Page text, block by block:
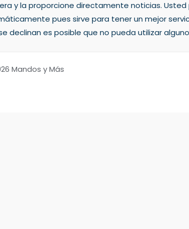
y la proporcione directamente noticias.
pues sirve para tener un mejor
declinan es posible que no pueda utilizar
Mandos y Más